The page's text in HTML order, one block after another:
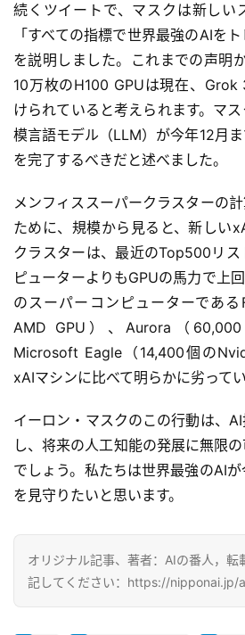
本
地
A
導
入
ク
ラ
ウ
ド
入
3
D
プ
リ
サ
ー
ビ
続くツイートで、マスクは新しい
「すべての指標で世界最強のAIを
を説明しました。これまでの声明
10万枚のH100 GPUは現在、
けられていると考えられます。マ
模言語モデル（LLM）が今年12月
を完了するべきだと述べました。
メンフィススーパークラスターの
ために、規模から見ると、新しい
クラスターは、最近のTop500リ
ピューターよりもGPUの馬力で上
のスーパーコンピューターであ
AMD GPU）、Aurora（
Microsoft Eagle（14,400個の
xAIマシンに比べて明らかに劣ってい
イーロン・マスクのこの行動は、
し、将来の人工知能の発展に無限
でしょう。私たちは世界最強のAI
を見守りたいと思います。
オリジナル記事、著者：AIの番人，転
記してください：https://